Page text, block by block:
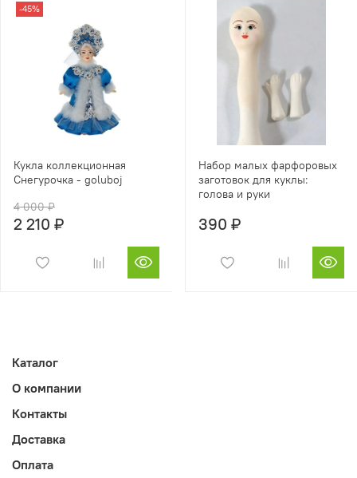
-45%
Кукла коллекционная
Снегурочка - goluboj
4 000 ₽
2 210 ₽
Набор малых фарфоровых
заготовок для куклы:
голова и руки
390 ₽
Каталог
О компании
Контакты
Доставка
Оплата